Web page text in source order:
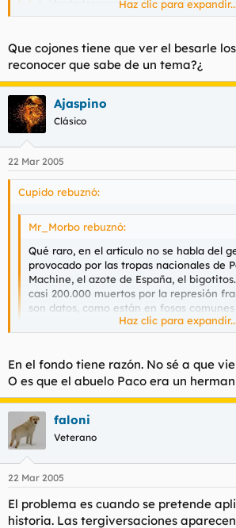
Verdaderamente el autor del correo
habla o por lo menos lo aparenta
campano, eso si tambien habria
tambien sabe de lo que habla
Haz clic para expandir...
Digas lo que digas no te van a cambiar
de besarle los pies a Campano.
Haz clic para expandir...
Me la pela el rango sinceramente...y
yo no le he besado los pies a campano
Haz clic para
Que cojones tiene que ver el besarle
reconocer que sabe de un tema?¿
Ajaspino
Clásico
22 Mar 2005
Cupido rebuznó:
Mr_Morbo rebuznó:
Qué raro, en el artículo no se habla del
provocado por las tropas nacionales de
Machine, el azote de España, el
casi 200.000 muertos por la represión
son datos, como están en fosas
largo de la geografía española no
fiable.
Haz clic para
Eso te lo ha contado tu puta madre?
Haz clic para
En el fondo tiene razón. No sé a que
O es que el abuelo Paco era un
faloni
Veterano
22 Mar 2005
El problema es cuando se pretende
historia. Las tergiversaciones